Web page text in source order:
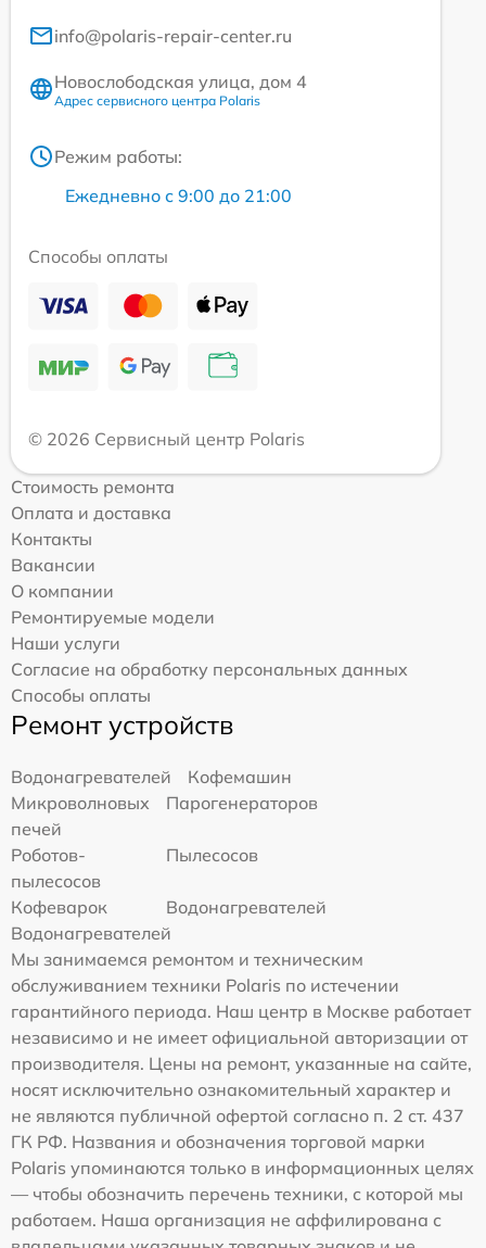
info@polaris-repair-center.ru
Новослободская улица, дом 4
Адрес сервисного центра Polaris
Режим работы:
Ежедневно с 9:00 до 21:00
Способы оплаты
© 2026 Сервисный центр Polaris
Стоимость ремонта
Оплата и доставка
Контакты
Вакансии
О компании
Ремонтируемые модели
Наши услуги
Согласие на обработку персональных данных
Способы оплаты
Ремонт устройств
Водонагревателей
Кофемашин
Микроволновых
печей
Парогенераторов
Роботов-
пылесосов
Пылесосов
Кофеварок
Водонагревателей
Водонагревателей
Мы занимаемся ремонтом и техническим
обслуживанием техники Polaris по истечении
гарантийного периода. Наш центр в Москве работает
независимо и не имеет официальной авторизации от
производителя. Цены на ремонт, указанные на сайте,
носят исключительно ознакомительный характер и
не являются публичной офертой согласно п. 2 ст. 437
ГК РФ. Названия и обозначения торговой марки
Polaris упоминаются только в информационных целях
— чтобы обозначить перечень техники, с которой мы
работаем. Наша организация не аффилирована с